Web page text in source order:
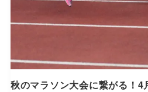
秋のマラソン大会に繋がる！